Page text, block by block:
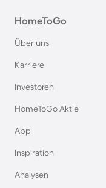
Ferienhäuser &
Ferienhäuser &
Rügen
Gardasee
Nordsee
HomeToGo
Über uns
Karriere
Investoren
HomeToGo Aktie
App
Inspiration
Analysen